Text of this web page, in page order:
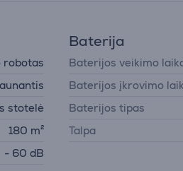
robotas
stotelė
180 m²
- 60 dB
Baterija
Baterijos veikimo
Baterijos įkrovimo
Baterijos tipas
Talpa